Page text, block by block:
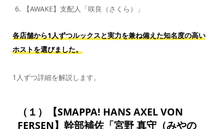
【AWAKE】支配人「咲良（さくら）」
各店舗から1人ずつルックスと実力を兼ね備えた知名度の高い
ホストを選びました。
1人ずつ詳細を解説します。
（１）【SMAPPA! HANS AXEL VON
FERSEN】幹部補佐「宮野 真守（みやの